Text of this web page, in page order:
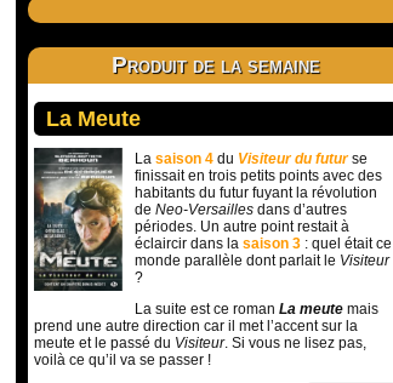
Produit de la semaine
La Meute
La saison 4 du Visiteur du futurse
finissait en trois petits points avec des
habitants du futur fuyant la révolution
de Neo-Versailles dans d’autres
périodes. Un autre point restait à
éclaircir dans la saison 3 : quel était ce
monde parallèle dont parlait le Visiteur
?
La suite est ce roman La meute mais
prend une autre direction car il met l’accent sur la
meute et le passé du Visiteur. Si vous ne lisez pas,
voilà ce qu’il va se passer !